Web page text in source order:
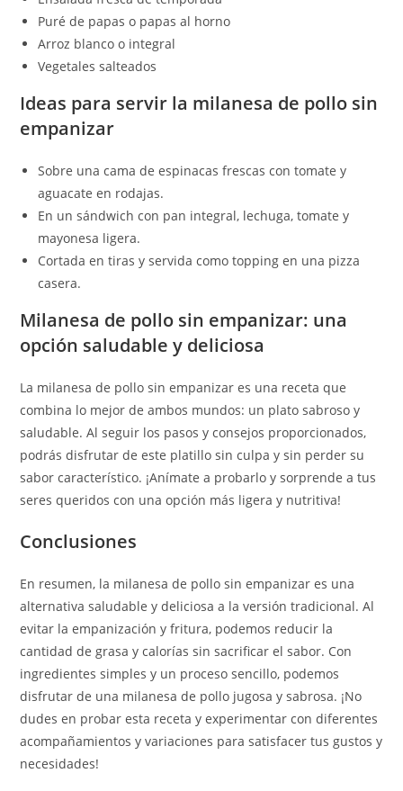
Puré de papas o papas al horno
Arroz blanco o integral
Vegetales salteados
Ideas para servir la milanesa de pollo sin
empanizar
Sobre una cama de espinacas frescas con tomate y
aguacate en rodajas.
En un sándwich con pan integral, lechuga, tomate y
mayonesa ligera.
Cortada en tiras y servida como topping en una pizza
casera.
Milanesa de pollo sin empanizar: una
opción saludable y deliciosa
La milanesa de pollo sin empanizar es una receta que
combina lo mejor de ambos mundos: un plato sabroso y
saludable. Al seguir los pasos y consejos proporcionados,
podrás disfrutar de este platillo sin culpa y sin perder su
sabor característico. ¡Anímate a probarlo y sorprende a tus
seres queridos con una opción más ligera y nutritiva!
Conclusiones
En resumen, la milanesa de pollo sin empanizar es una
alternativa saludable y deliciosa a la versión tradicional. Al
evitar la empanización y fritura, podemos reducir la
cantidad de grasa y calorías sin sacrificar el sabor. Con
ingredientes simples y un proceso sencillo, podemos
disfrutar de una milanesa de pollo jugosa y sabrosa. ¡No
dudes en probar esta receta y experimentar con diferentes
acompañamientos y variaciones para satisfacer tus gustos y
necesidades!